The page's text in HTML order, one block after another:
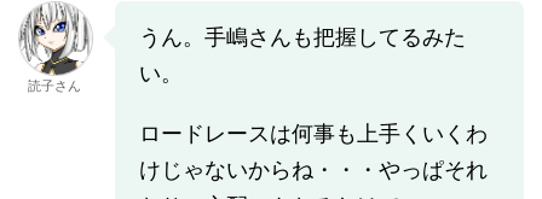
読子さん
うん。手嶋さんも把握してるみた
い。
ロードレースは何事も上手くいくわ
けじゃないからね・・・やっぱそれ